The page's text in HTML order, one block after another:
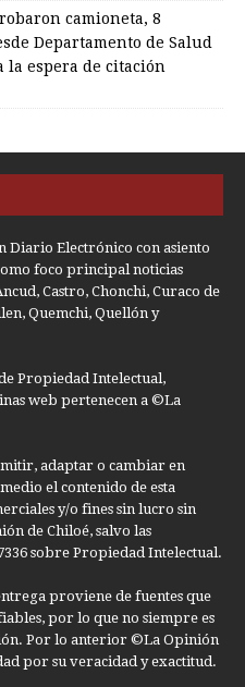
camioneta, 8
Departamento de Salud
espera de citación
Diario Electrónico con asiento
foco principal noticias
Castro, Chonchi, Curaco de
Quemchi, Quellón y
Propiedad Intelectual,
web pertenecen a ©La
adaptar o cambiar en
el contenido de esta
y/o fines sin lucro sin
de Chiloé, salvo las
sobre Propiedad Intelectual.
proviene de fuentes que
por lo que no siempre es
Por lo anterior ©La Opinión
por su veracidad y exactitud.